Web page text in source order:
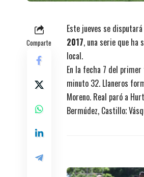
Comparte
Este jueves se
2017, una serie que ha
local.
En la fecha 7 del
minuto 32. Llaneros
Moreno. Real paró a
Bermúdez, Castillo;